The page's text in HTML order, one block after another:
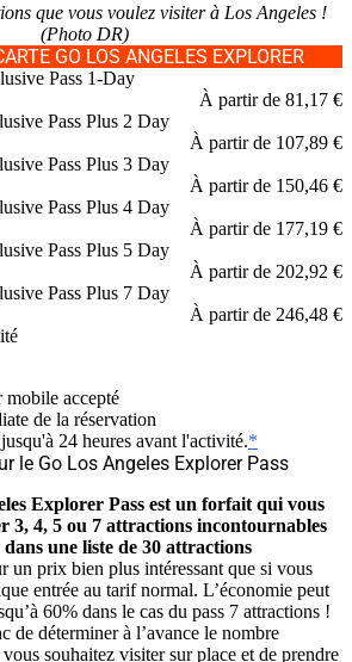
que vous voulez visiter à Los Angeles !
(Photo DR)
GO LOS ANGELES EXPLORER
Pass 1-Day
À partir de 81,17 €
Pass Plus 2 Day
À partir de 107,89 €
Pass Plus 3 Day
À partir de 150,46 €
Pass Plus 4 Day
À partir de 177,19 €
Pass Plus 5 Day
À partir de 202,92 €
Pass Plus 7 Day
À partir de 246,48 €
mobile accepté
de la réservation
24 heures avant l'activité.*
le Go Los Angeles Explorer Pass
Explorer Pass est un forfait qui vous
3, 4, 5 ou 7 attractions incontournables
dans une liste de 30 attractions
un prix bien plus intéressant que si vous
entrée au tarif normal. L’économie peut
60% dans le cas du pass 7 attractions !
de déterminer à l’avance le nombre
vous souhaitez visiter sur place et de prendre